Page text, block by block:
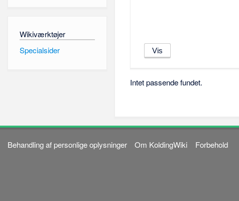
Intet passende fundet.
Wikiværktøjer
Specialsider
Behandling af personlige oplysninger Om KoldingWiki Forbehold